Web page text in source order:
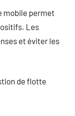
mobile permet
Les
et éviter les
de flotte